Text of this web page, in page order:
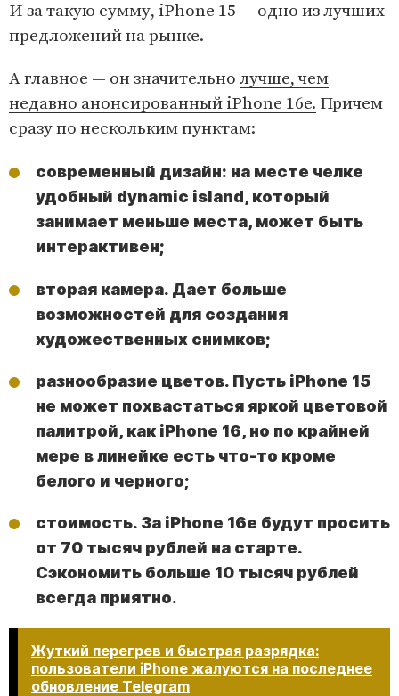
И за такую сумму, iPhone 15 — одно из лучших
предложений на рынке.
А главное — он значительно лучше, чем
недавно анонсированный iPhone 16e. Причем
сразу по нескольким пунктам:
современный дизайн: на месте челке
удобный dynamic island, который
занимает меньше места, может быть
интерактивен;
вторая камера. Дает больше
возможностей для создания
художественных снимков;
разнообразие цветов. Пусть iPhone 15
не может похвастаться яркой цветовой
палитрой, как iPhone 16, но по крайней
мере в линейке есть что-то кроме
белого и черного;
стоимость. За iPhone 16e будут просить
от 70 тысяч рублей на старте.
Сэкономить больше 10 тысяч рублей
всегда приятно.
Жуткий перегрев и быстрая разрядка:
пользователи iPhone жалуются на последнее
обновление Telegram